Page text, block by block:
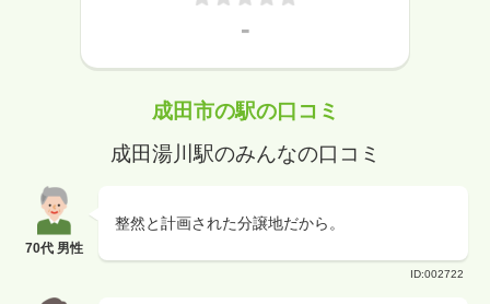
-
成田市の駅の口コミ
成田湯川駅のみんなの口コミ
70代 男性
整然と計画された分譲地だから。
ID:002722